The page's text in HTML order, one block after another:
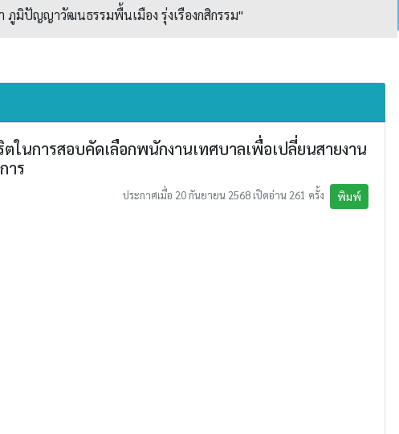
ภูมิปัญญาวัฒนธรรมพื้นเมือง รุ่งเรืองกสิกรรม"
ในการสอบคัดเลือกพนักงานเทศบาลเพื่อเปลี่ยนสายงาน
าร
ประกาศเมื่อ 20 กันยายน 2568 เปิดอ่าน 261 ครั้ง พิมพ์